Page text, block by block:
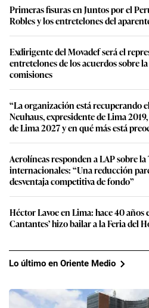
Primeras fisuras en Juntos por el
Robles y los entretelones del
Exdirigente del Movadef será el
entretelones de los acuerdos sobre
comisiones
“La organización está recuperando
Neuhaus, expresidente de Lima
de Lima 2027 y en qué más está
Aerolíneas responden a LAP sobre la
internacionales: “Una reducción
desventaja competitiva de fondo”
Héctor Lavoe en Lima: hace 40 años
Cantantes’ hizo bailar a la Feria del
Lo último en Oriente Medio